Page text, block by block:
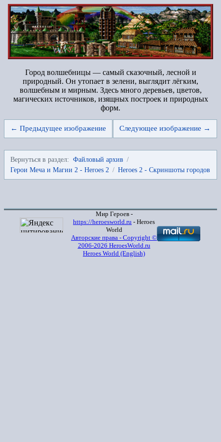
Город волшебницы — самый сказочный, лесной и
природный. Он утопает в зелени, выглядит лёгким,
волшебным и мирным. Здесь много деревьев, цветов,
магических источников, изящных построек и природных
форм.
← Предыдущее изображение Следующее изображение →
Вернуться в раздел: Файловый архив /
Герои Меча и Магии 2 - Heroes 2 / Heroes 2 - Скриншоты городов
Мир Героев -
https://heroesworld.ru - Heroes
World
Авторские права - Copyright ©
2006-2026 HeroesWorld.ru
Heroes World (English)